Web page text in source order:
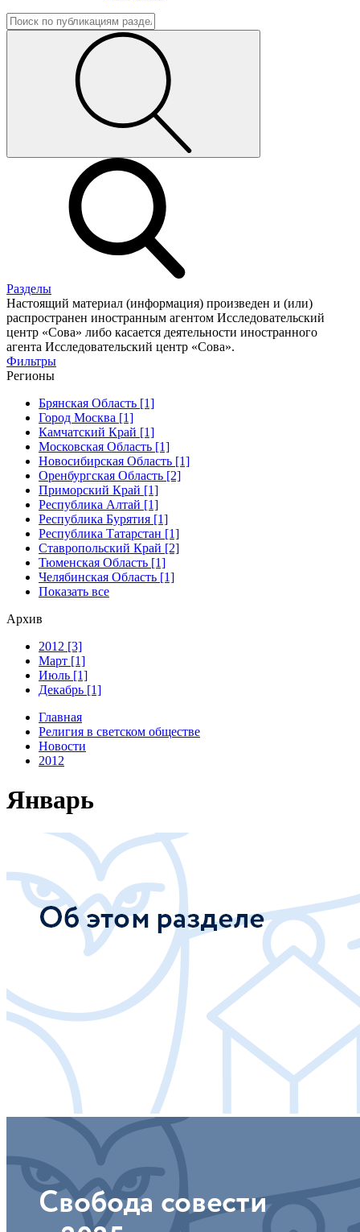
Разделы
Настоящий материал (информация) произведен и (или)
распространен иностранным агентом Исследовательский
центр «Сова» либо касается деятельности иностранного
агента Исследовательский центр «Сова».
Фильтры
Регионы
Брянская Область [1]
Город Москва [1]
Камчатский Край [1]
Московская Область [1]
Новосибирская Область [1]
Оренбургская Область [2]
Приморский Край [1]
Республика Алтай [1]
Республика Бурятия [1]
Республика Татарстан [1]
Ставропольский Край [2]
Тюменская Область [1]
Челябинская Область [1]
Показать все
Архив
2012 [3]
Март [1]
Июль [1]
Декабрь [1]
Главная
Религия в светском обществе
Новости
2012
Январь